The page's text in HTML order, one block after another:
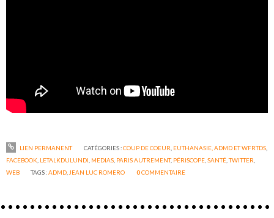
LIEN PERMANENT CATÉGORIES :COUP DE COEUR EUTHANASIE, ADMD ET WFRTDS,
FACEBOOK LETALKDULUNDI MEDIAS PARIS AUTREMENT, PÉRISCOPE ,SANTÉ ,TWITTER
WEB
TAGS :ADMD JEAN LUC ROMERO 0COMMENTAIRE